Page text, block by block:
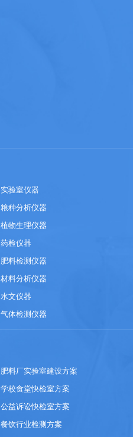
实验室仪器
粮种分析仪器
植物生理仪器
药检仪器
肥料检测仪器
材料分析仪器
水文仪器
气体检测仪器
肥料厂实验室建设方案
学校食堂快检室方案
公益诉讼快检室方案
餐饮行业检测方案